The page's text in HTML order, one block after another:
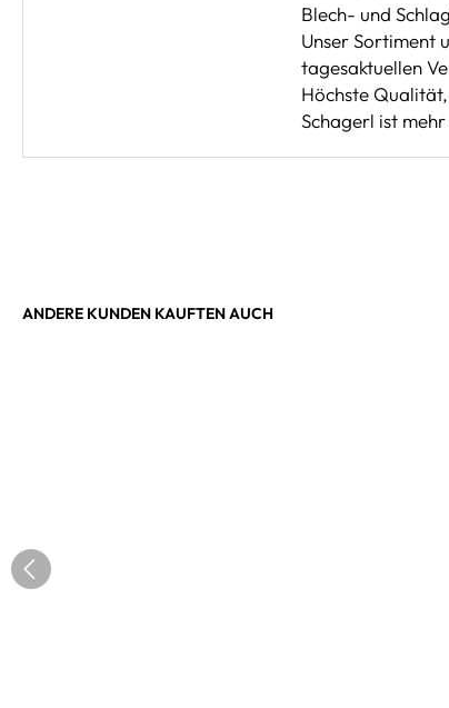
Blech- und
Unser Sortiment
tagesaktuellen
Höchste
Schagerl ist
ANDERE KUNDEN KAUFTEN AUCH